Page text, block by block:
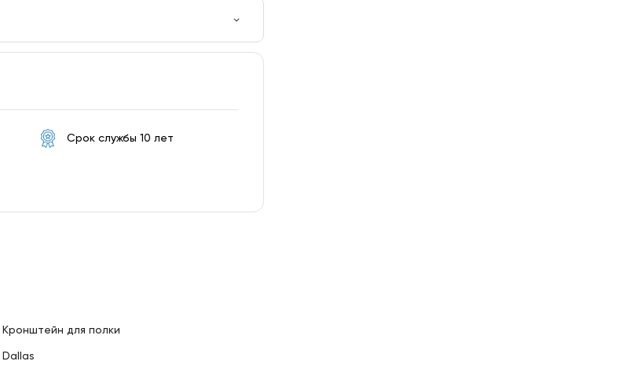
Срок службы 10 лет
Кронштейн для полки
Dallas